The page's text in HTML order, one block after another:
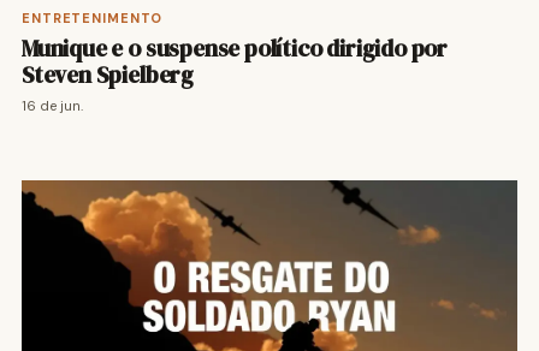
ENTRETENIMENTO
Munique e o suspense político dirigido por
Steven Spielberg
16 de jun.